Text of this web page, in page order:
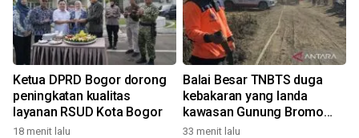
Ketua DPRD Bogor dorong
peningkatan kualitas
layanan RSUD Kota Bogor
18 menit lalu
Balai Besar TNBTS duga
kebakaran yang landa
kawasan Gunung Bromo
karena aktivitas manusia
33 menit lalu